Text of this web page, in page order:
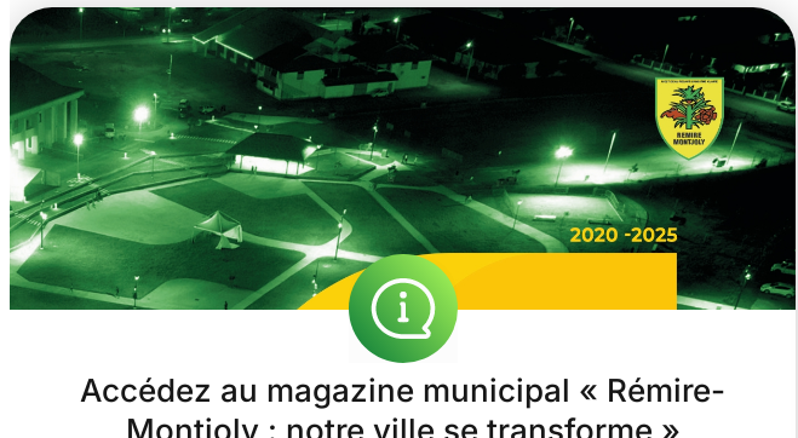
Accédez au magazine municipal « Rémire-
Montjoly : notre ville se transforme »